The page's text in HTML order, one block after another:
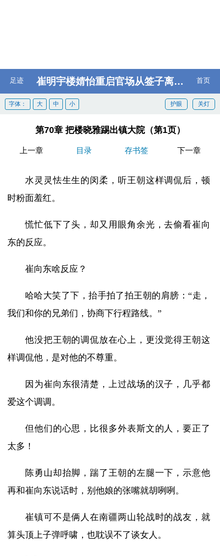
足迹 崔明宇楼婧怡重启官场从签子离婚协议开
首页
关灯
护眼
字体： 大 中 小
第70章 把楼晓雅踢出镇大院（第1页）
上一章 目录 存书签 下一章
水灵灵怯生生的闵柔，听王朝这样调侃后，顿
时粉面羞红。
慌忙低下了头，却又用眼角余光，去偷看崔向
东的反应。
崔向东啥反应？
哈哈大笑了下，抬手拍了拍王朝的肩膀：“走，
我们和你的兄弟们，协商下行程路线。”
他没把王朝的调侃放在心上，更没觉得王朝这
样调侃他，是对他的不尊重。
因为崔向东很清楚，上过战场的汉子，几乎都
爱这个调调。
但他们的心思，比很多外表斯文的人，要正了
太多！
陈勇山却抬脚，踹了王朝的左腿一下，示意他
再和崔向东说话时，别他娘的张嘴就胡咧咧。
崔镇可不是俩人在南疆两山轮战时的战友，就
算头顶上子弹呼啸，也耽误不了谈女人。